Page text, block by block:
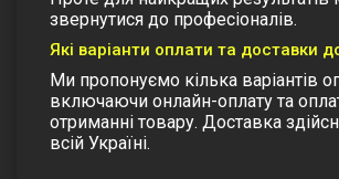
звернутися до професіоналів.
Які варіанти оплати та доставки
Ми пропонуємо кілька варіантів
включаючи онлайн-оплату та
отриманні товару. Доставка
всій Україні.